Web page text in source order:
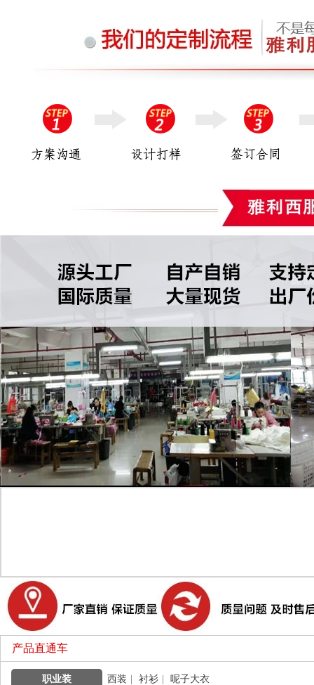
产品直通车
职业装 西装 | 衬衫 | 呢子大衣